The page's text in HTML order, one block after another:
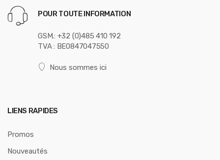
POUR TOUTE INFORMATION
GSM.: +32 (0)485 410 192
TVA : BE0847047550
Nous sommes ici
LIENS RAPIDES
Promos
Nouveautés